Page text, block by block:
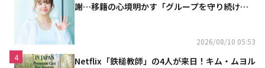
謝…移籍の心境明かす「グループを守り続け
2026/08/10 05:53
4
Netflix「鉄槌教師」の4人が来日！キム・ムヨル